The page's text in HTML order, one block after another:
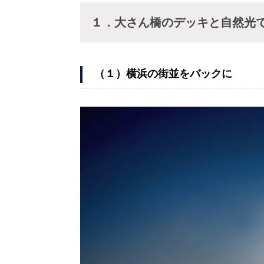
１．大さん橋のデッキと自然光
（１）横浜の街並をバックに